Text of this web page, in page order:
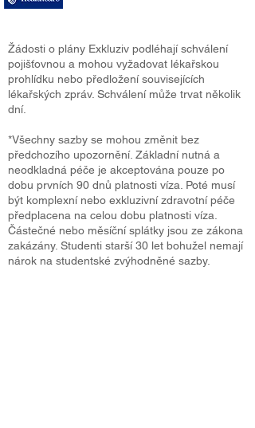
Žádosti o plány Exkluziv podléhají schválení
pojišťovnou a mohou vyžadovat lékařskou
prohlídku nebo předložení souvisejících
lékařských zpráv. Schválení může trvat několik
dní.
*Všechny sazby se mohou změnit bez
předchozího upozornění. Základní nutná a
neodkladná péče je akceptována pouze po
dobu prvních 90 dnů platnosti víza. Poté musí
být komplexní nebo exkluzivní zdravotní péče
předplacena na celou dobu platnosti víza.
Částečné nebo měsíční splátky jsou ze zákona
zakázány. Studenti starší 30 let bohužel nemají
nárok na studentské zvýhodněné sazby.